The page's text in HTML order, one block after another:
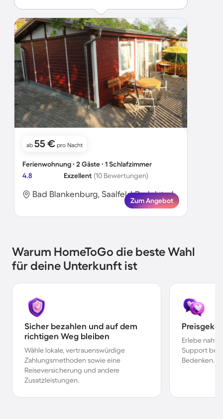
ab 55 € pro Nacht
Ferienwohnung ∙ 2 Gäste ∙ 1 Schlafzimmer
4.8
Exzellent (10 Bewertungen)
Bad Blankenburg, Saalfeld-Rudolstadt, Deutschland
Zum Angebot
Warum HomeToGo die beste Wahl
für deine Unterkunft ist
Sicher bezahlen und auf dem
richtigen Weg bleiben
Wähle lokale, vertrauenswürdige
Zahlungsmethoden sowie eine
Reiseversicherung und andere
Zusatzleistungen.
Erlebe
Support bei
Bedenken.